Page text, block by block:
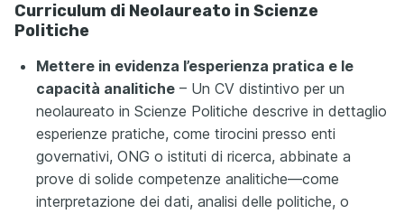
Curriculum di Neolaureato in Scienze
Politiche
Mettere in evidenza l’esperienza pratica e le
capacità analitiche – Un CV distintivo per un
neolaureato in Scienze Politiche descrive in dettaglio
esperienze pratiche, come tirocini presso enti
governativi, ONG o istituti di ricerca, abbinate a
prove di solide competenze analitiche—come
interpretazione dei dati, analisi delle politiche, o